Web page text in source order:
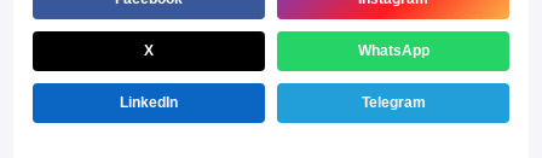
X WhatsApp
LinkedIn Telegram